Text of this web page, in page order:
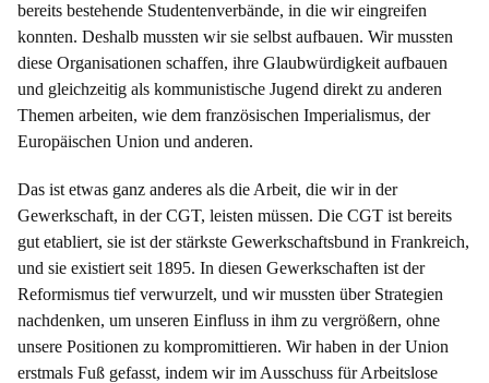
bereits bestehende Studentenverbände, in die wir eingreifen
konnten. Deshalb mussten wir sie selbst aufbauen. Wir mussten
diese Organisationen schaffen, ihre Glaubwürdigkeit aufbauen
und gleichzeitig als kommunistische Jugend direkt zu anderen
Themen arbeiten, wie dem französischen Imperialismus, der
Europäischen Union und anderen.
Das ist etwas ganz anderes als die Arbeit, die wir in der
Gewerkschaft, in der CGT, leisten müssen. Die CGT ist bereits
gut etabliert, sie ist der stärkste Gewerkschaftsbund in Frankreich,
und sie existiert seit 1895. In diesen Gewerkschaften ist der
Reformismus tief verwurzelt, und wir mussten über Strategien
nachdenken, um unseren Einfluss in ihm zu vergrößern, ohne
unsere Positionen zu kompromittieren. Wir haben in der Union
erstmals Fuß gefasst, indem wir im Ausschuss für Arbeitslose